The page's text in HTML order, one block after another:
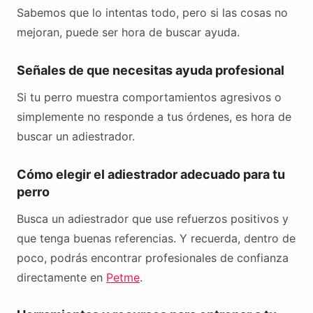
Sabemos que lo intentas todo, pero si las cosas no
mejoran, puede ser hora de buscar ayuda.
Señales de que necesitas ayuda profesional
Si tu perro muestra comportamientos agresivos o
simplemente no responde a tus órdenes, es hora de
buscar un adiestrador.
Cómo elegir el adiestrador adecuado para tu
perro
Busca un adiestrador que use refuerzos positivos y
que tenga buenas referencias. Y recuerda, dentro de
poco, podrás encontrar profesionales de confianza
directamente en Petme.